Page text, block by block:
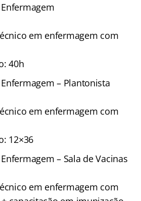
em enfermagem com
40h
– Plantonista
em enfermagem com
12×36
– Sala de Vacinas
em enfermagem com